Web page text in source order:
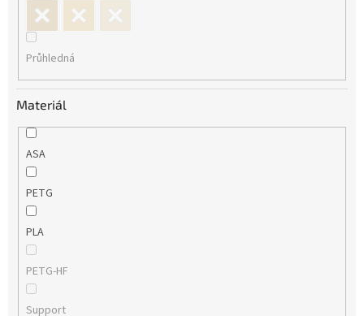
Průhledná
Materiál
ASA
PETG
PLA
PETG-HF
Support